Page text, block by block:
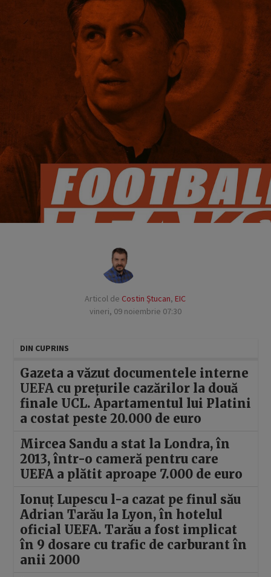
Articol de Costin Ștucan, EIC
vineri, 09 noiembrie 07:30
DIN CUPRINS
Gazeta a văzut documentele interne
UEFAcu prețurile cazărilor la două
finale UCL. Apartamentul lui Platini
a costat peste 20.000 de euro
Mircea Sandu a stat la Londra, în
2013, într-o cameră pentru care
UEFA a plătit aproape 7.000 de euro
Ionuț Lupescu l-a cazat pe finul său
Adrian Tarău la Lyon, în hotelul
oficial UEFA. Tarău a fost implicat
în 9 dosare cu trafic de carburant în
anii 2000